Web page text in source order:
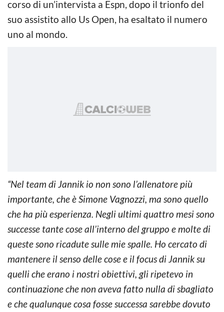
corso di un’intervista a Espn, dopo il trionfo del
suo assistito allo Us Open, ha esaltato il numero
uno al mondo.
“Nel team di Jannik io non sono l’allenatore più
importante, che è Simone Vagnozzi, ma sono quello
che ha più esperienza. Negli ultimi quattro mesi sono
successe tante cose all’interno del gruppo e molte di
queste sono ricadute sulle mie spalle. Ho cercato di
mantenere il senso delle cose e il focus di Jannik su
quelli che erano i nostri obiettivi, gli ripetevo in
continuazione che non aveva fatto nulla di sbagliato
e che qualunque cosa fosse successa sarebbe dovuto